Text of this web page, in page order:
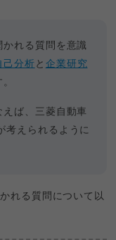
れる質問を意識
己分析 と 企業研究
ば、三菱自動車
考えられるように
れる質問について以